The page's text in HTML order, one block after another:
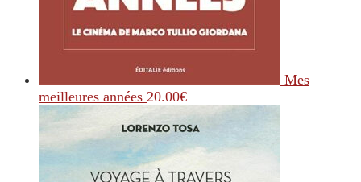
Mes
meilleures années 20.00€